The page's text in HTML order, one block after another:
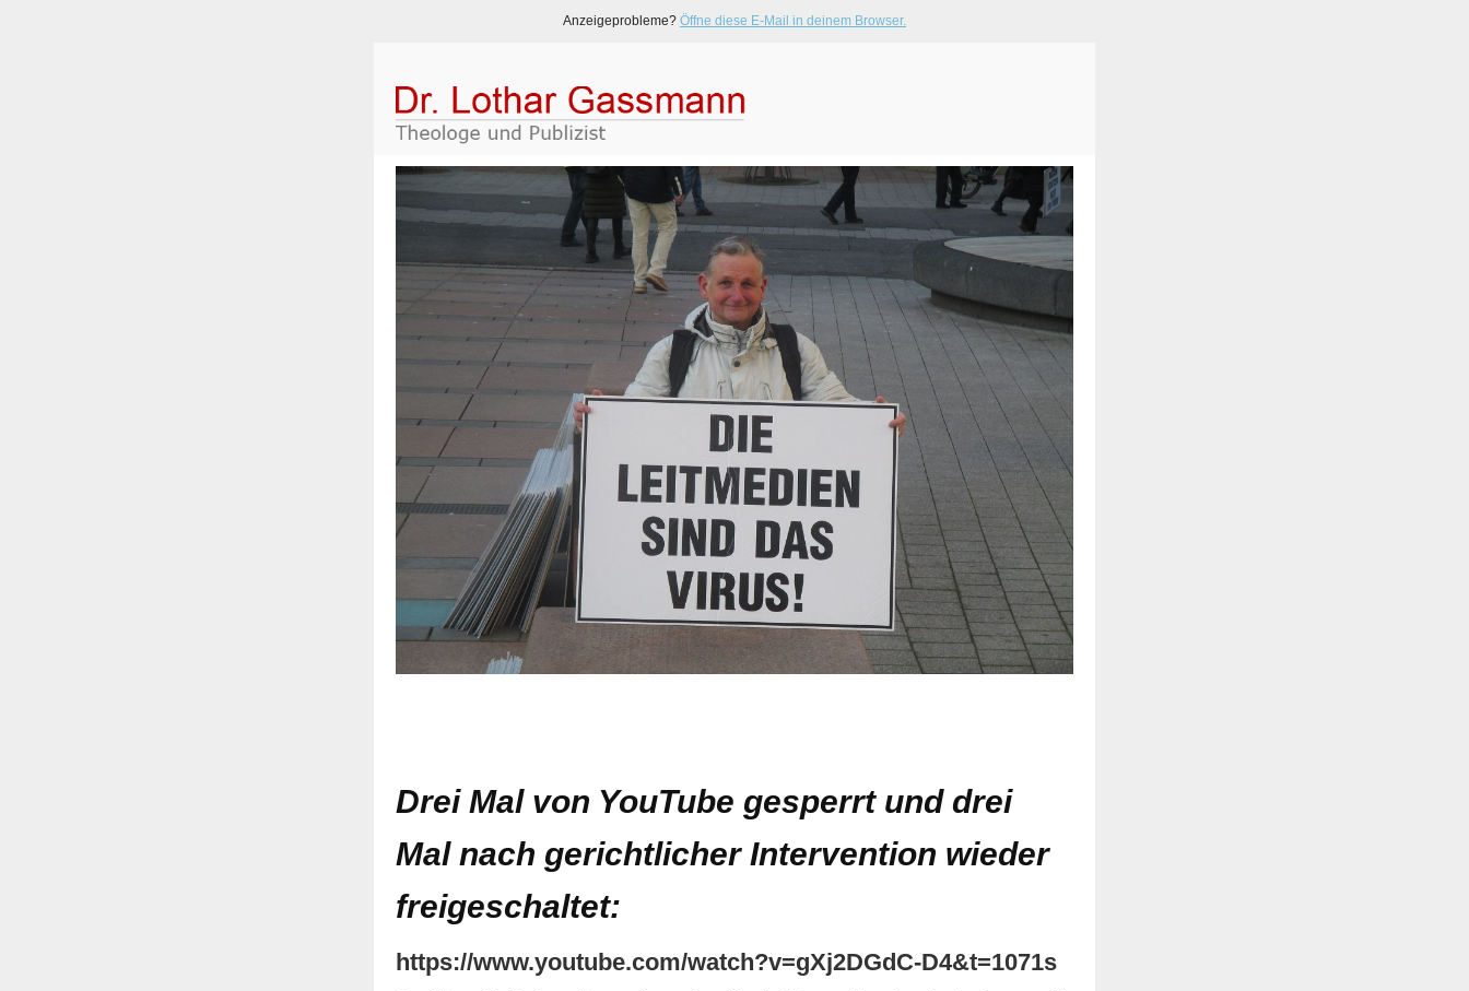
Anzeigeprobleme? Öffne diese E-Mail in deinem Browser.
Drei Mal von YouTube gesperrt und drei
Mal nach gerichtlicher Intervention wieder
freigeschaltet:
https://www.youtube.com/watch?v=gXj2DGdC-D4&t=1071s